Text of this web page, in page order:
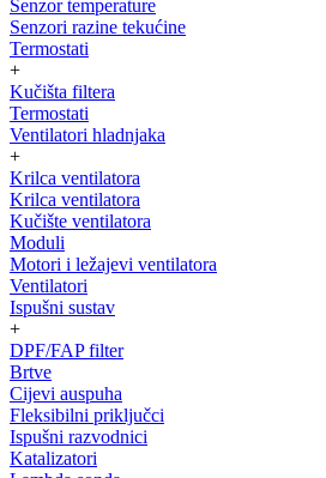
Senzor temperature
Senzori razine tekućine
Termostati
+
Kučišta filtera
Termostati
Ventilatori hladnjaka
+
Krilca ventilatora
Krilca ventilatora
Kučište ventilatora
Moduli
Motori i ležajevi ventilatora
Ventilatori
Ispušni sustav
+
DPF/FAP filter
Brtve
Cijevi auspuha
Fleksibilni priključci
Ispušni razvodnici
Katalizatori